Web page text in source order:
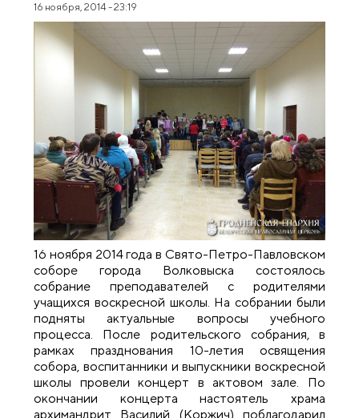
16 ноября, 2014 - 23:19
16 ноября 2014 года в Свято-Петро-Павловском
соборе города Волковыска состоялось
собрание преподавателей с родителями
учащихся воскресной школы. На собрании были
подняты актуальные вопросы учебного
процесса. После родительского собрания, в
рамках празднования 10-летия освящения
собора, воспитанники и выпускники воскресной
школы провели концерт в актовом зале. По
окончании концерта настоятель храма
архимандрит Василий (Коржич) поблагодарил